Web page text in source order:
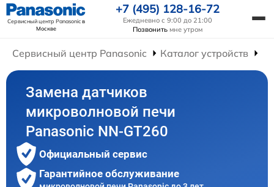
Сервисный центр Panasonicв
Москве
+7 (495) 128-16-72
Ежедневно с 9:00 до 21:00
Позвонить мне утром
Сервисный центр Panasonic Каталог устройств
Замена датчиков
микроволновой печи
Panasonic NN-GT260
Официальный сервис
Гарантийное обслуживание